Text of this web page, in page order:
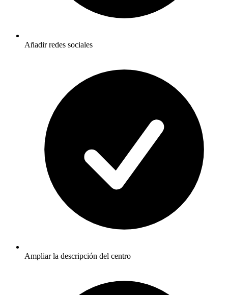
Añadir redes sociales
Ampliar la descripción del centro